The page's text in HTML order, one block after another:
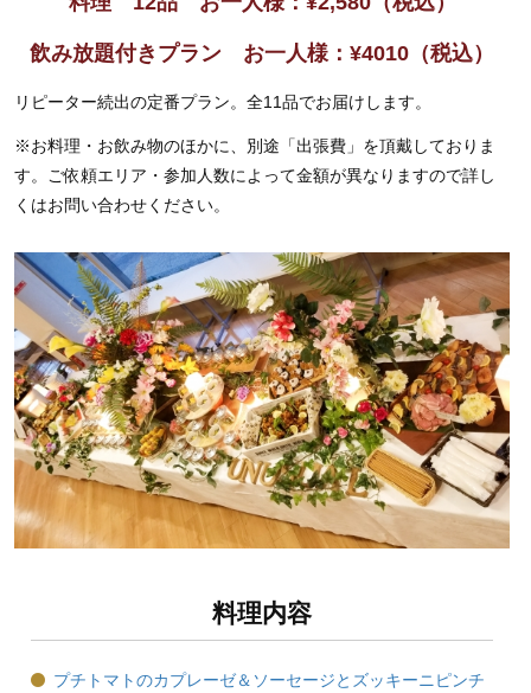
飲み放題付きプラン お一人様： ¥4010 （税込）
リピーター続出の定番プラン。全11品でお届けします。
※お料理・お飲み物のほかに、別途「出張費」を頂戴しておりま
す。ご依頼エリア・参加人数によって金額が異なりますので詳し
くはお問い合わせください。
料理内容
プチトマトのカプレーゼ＆ソーセージとズッキーニピンチ